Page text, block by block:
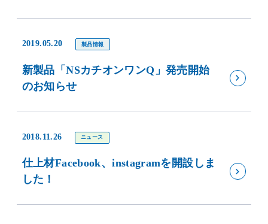
2019.05.20 製品情報
新製品「NSカチオンワンQ」発売開始
のお知らせ
2018.11.26 ニュース
仕上材Facebook、instagramを開設しま
した！